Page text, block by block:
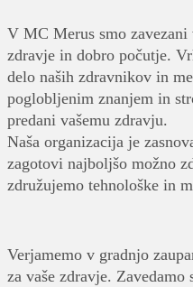
V MC Merus smo
zdravje in dobro počutje.
delo naših zdravnikov in
poglobljenim znanjem in
predani vašemu zdravju.
Naša organizacija je
zagotovi najboljšo možno
združujemo tehnološke in
Verjamemo v gradnjo
za vaše zdravje. Zavedamo